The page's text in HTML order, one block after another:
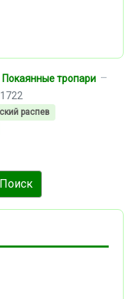
Покаянные тропари
распев
Поиск